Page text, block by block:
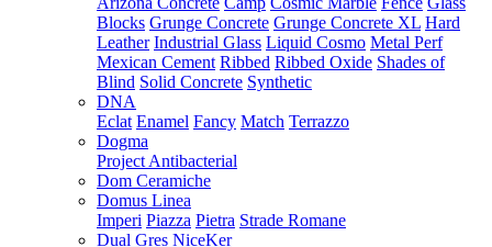
Blocks Grunge Concrete Grunge Concrete XL Hard
Leather Industrial Glass Liquid Cosmo Metal Perf
Mexican Cement Ribbed Ribbed Oxide Shades of
Blind Solid Concrete Synthetic
DNA
Eclat Enamel Fancy Match Terrazzo
Dogma
Project Antibacterial
Dom Ceramiche
Domus Linea
Imperi Piazza Pietra Strade Romane
Dual Gres NiceKer